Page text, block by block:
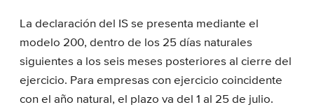
La declaración del IS se presenta mediante el
modelo 200, dentro de los 25 días naturales
siguientes a los seis meses posteriores al cierre del
ejercicio. Para empresas con ejercicio coincidente
con el año natural, el plazo va del 1 al 25 de julio.